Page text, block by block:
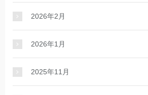
2026年2月
2026年1月
2025年11月